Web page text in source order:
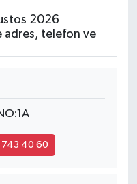
2026
adres, telefon ve
743 40 60